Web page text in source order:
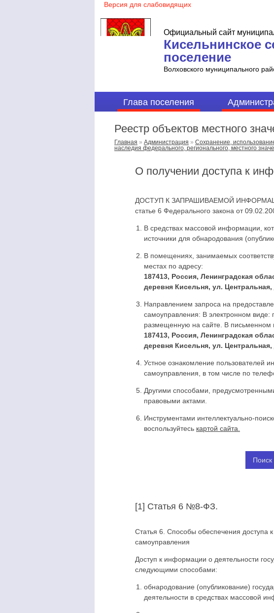
Официальный сайт
Кисельнинское
поселение
Волховского муниципального
Глава поселения
Реестр объектов местного
Главная » Администрация » Сохранение,
наследия федерального, регионального, местного
О получении доступа к
ДОСТУП К ЗАПРАШИВАЕМОЙ ИНФОРМАЦИИ
статье 6 Федерального закона от
В средствах массовой информации,
источники для обнародования
В помещениях, занимаемых
местах по адресу:
187413, Россия, Ленинградская
деревня Кисельня, ул.
Направлением запроса на
самоуправления: В электронном виде:
размещенную на сайте. В письменном
187413, Россия, Ленинградская
деревня Кисельня, ул.
Устное ознакомление пользователей
самоуправления, в том числе по
Другими способами,
правовыми актами.
Инструментами интеллектуально-
воспользуйтесь картой сайта.
[1] Статья 6 №8-ФЗ.
Статья 6. Способы обеспечения доступа
самоуправления
Доступ к информации о деятельности
следующими способами:
обнародование (опубликование)
деятельности в средствах массовой